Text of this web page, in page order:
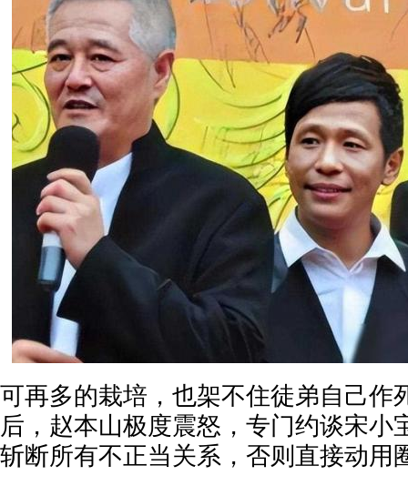
可再多的栽培，也架不住徒弟自己作
后，赵本山极度震怒，专门约谈宋小
斩断所有不正当关系，否则直接动用